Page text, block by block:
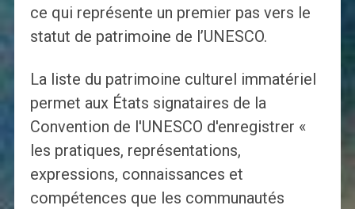
ce qui représente un premier pas vers le
statut de patrimoine de l’UNESCO.
La liste du patrimoine culturel immatériel
permet aux États signataires de la
Convention de l'UNESCO d'enregistrer «
les pratiques, représentations,
expressions, connaissances et
compétences que les communautés